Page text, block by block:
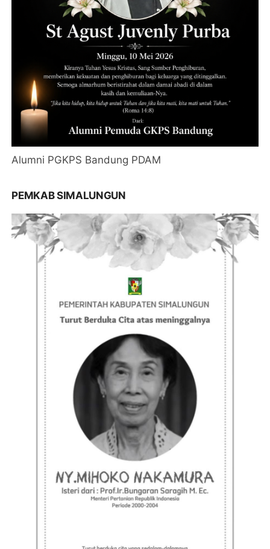
Alumni PGKPS Bandung PDAM
PEMKAB SIMALUNGUN